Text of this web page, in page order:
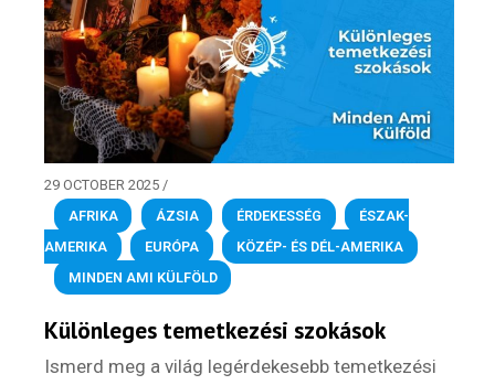
29 OCTOBER 2025 /
AFRIKA
, ÁZSIA , ÉRDEKESSÉG ,
ÉSZAK-
AMERIKA
, EURÓPA , KÖZÉP- ÉS DÉL-AMERIKA
MINDEN AMI KÜLFÖLD
Különleges temetkezési szokások
Ismerd meg a világ legérdekesebb temetkezési